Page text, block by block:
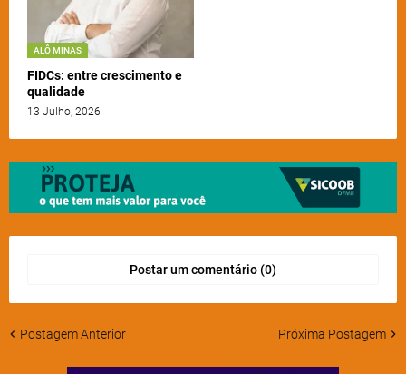
ALÔ MINAS
FIDCs: entre crescimento e
qualidade
13 Julho, 2026
Postar um comentário (0)
Postagem Anterior Próxima Postagem